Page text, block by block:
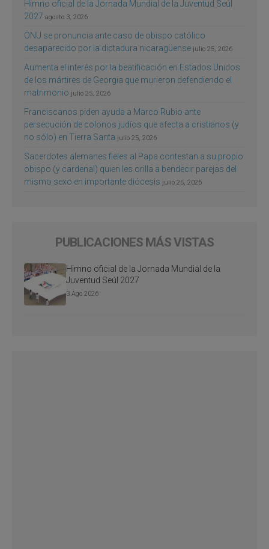
Himno oficial de la Jornada Mundial de la Juventud Seúl
2027 agosto 3, 2026
ONU se pronuncia ante caso de obispo católico
desaparecido por la dictadura nicaragüense julio 25, 2026
Aumenta el interés por la beatificación en Estados Unidos
de los mártires de Georgia que murieron defendiendo el
matrimonio julio 25, 2026
Franciscanos piden ayuda a Marco Rubio ante
persecución de colonos judíos que afecta a cristianos (y
no sólo) en Tierra Santa julio 25, 2026
Sacerdotes alemanes fieles al Papa contestan a su propio
obispo (y cardenal) quien les orilla a bendecir parejas del
mismo sexo en importante diócesis julio 25, 2026
PUBLICACIONES MÁS VISTAS
Himno oficial de la Jornada Mundial de la
Juventud Seúl 2027
3 Ago 2026